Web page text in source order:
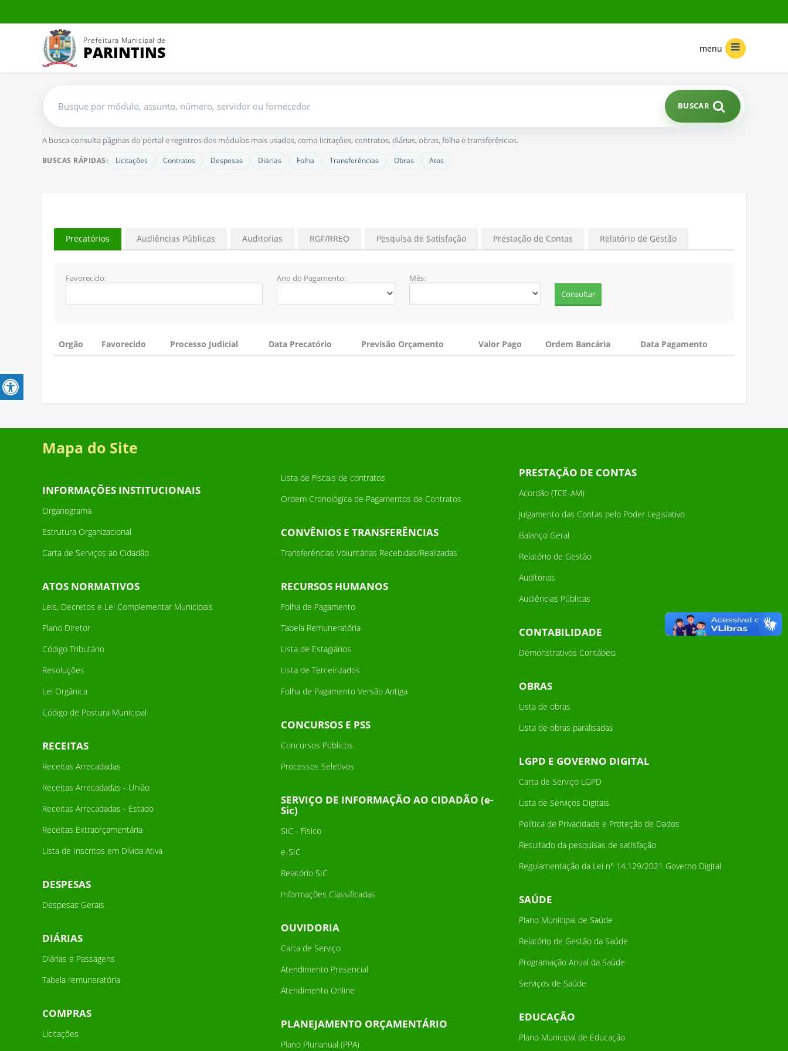
Prefeitura Municipal de
PARINTINS menu
Buscar
no
portal
BUSCAR
A busca consulta páginas do portal e registros dos módulos mais usados, como licitações, contratos, diárias, obras, folha e transferências.
BUSCAS RÁPIDAS: Licitações Contratos Despesas Diárias Folha Transferências Obras Atos
Precatórios Audiências Públicas Auditorias RGF/RREO Pesquisa de Satisfação Prestação de Contas Relatório de Gestão
Favorecido: Ano do Pagamento: Mês:
Orgão Favorecido Processo Judicial Data Precatório Previsão Orçamento Valor Pago Ordem Bancária Data Pagamento
Mapa do Site
INFORMAÇÕES INSTITUCIONAIS
Organograma
Estrutura Organizacional
Carta de Serviços ao Cidadão
ATOS NORMATIVOS
Leis, Decretos e Lei Complementar Municipais
Plano Diretor
Código Tributário
Resoluções
Lei Orgânica
Código de Postura Municipal
RECEITAS
Receitas Arrecadadas
Receitas Arrecadadas - União
Receitas Arrecadadas - Estado
Receitas Extraorçamentária
Lista de Inscritos em Dívida Ativa
DESPESAS
Despesas Gerais
DIÁRIAS
Diárias e Passagens
Tabela remuneratória
COMPRAS
Licitações
Lista de Fiscais de contratos
Ordem Cronológica de Pagamentos de Contratos
CONVÊNIOS E TRANSFERÊNCIAS
Transferências Voluntárias Recebidas/Realizadas
RECURSOS HUMANOS
Folha de Pagamento
Tabela Remuneratória
Lista de Estagiários
Lista de Terceirizados
Folha de Pagamento Versão Antiga
CONCURSOS E PSS
Concursos Públicos
Processos Seletivos
SERVIÇO DE INFORMAÇÃO AO CIDADÃO (e-
Sic)
SIC - Físico
e-SIC
Relatório SIC
Informações Classificadas
OUVIDORIA
Carta de Serviço
Atendimento Presencial
Atendimento Online
PLANEJAMENTO ORÇAMENTÁRIO
Plano Plurianual (PPA)
PRESTAÇÃO DE CONTAS
Acordão (TCE-AM)
Julgamento das Contas pelo Poder Legislativo
Balanço Geral
Relatório de Gestão
Auditorias
Audiências Públicas
CONTABILIDADE
Demonstrativos Contábeis
OBRAS
Lista de obras
Lista de obras paralisadas
LGPD E GOVERNO DIGITAL
Carta de Serviço LGPD
Lista de Serviços Digitais
Política de Privacidade e Proteção de Dados
Resultado da pesquisas de satisfação
Regulamentação da Lei n° 14.129/2021 Governo Digital
SAÚDE
Plano Municipal de Saúde
Relatório de Gestão da Saúde
Programação Anual da Saúde
Serviços de Saúde
EDUCAÇÃO
Plano Municipal de Educação